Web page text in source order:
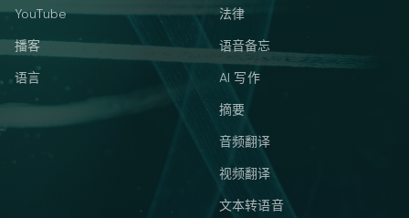
YouTube
播客
语言
法律
语音备忘
AI 写作
摘要
音频翻译
视频翻译
文本转语音